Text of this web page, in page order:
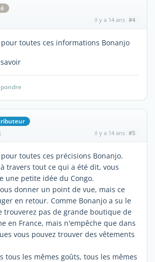
il y a 14 ans #4
toutes ces informations Bonanjo
il y a 14 ans #5
toutes ces précisions Bonanjo.
travers tout ce qui a été dit, vous
une petite idée du Congo.
donner un point de vue, mais ce
en retour. Comme Bonanjo a su le
trouverez pas de grande boutique de
en France, mais n'empêche que dans
vous pouvez trouver des vêtements
tous les mêmes goûts, tous les mêmes